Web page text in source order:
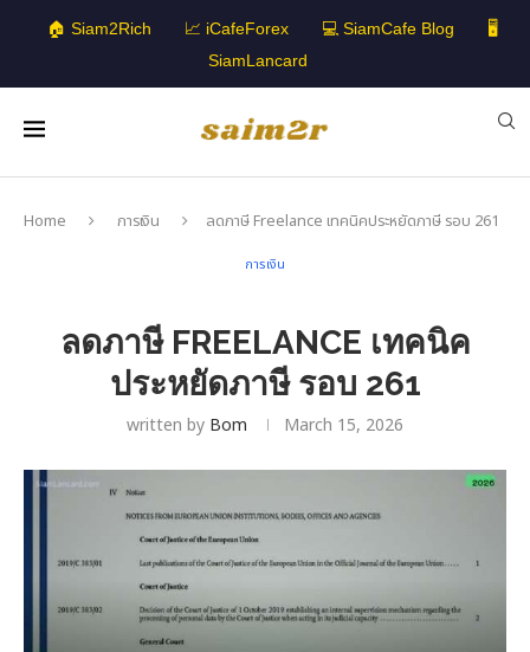
🏠 Siam2Rich 📈 iCafeForex 💻 SiamCafe Blog
🖥️
SiamLancard
Home การเงิน ลดภาษี Freelance เทคนิคประหยัดภาษี รอบ 261
การเงิน
ลดภาษี FREELANCE เทคนิค
ประหยัดภาษี รอบ 261
written by Bom March 15, 2026